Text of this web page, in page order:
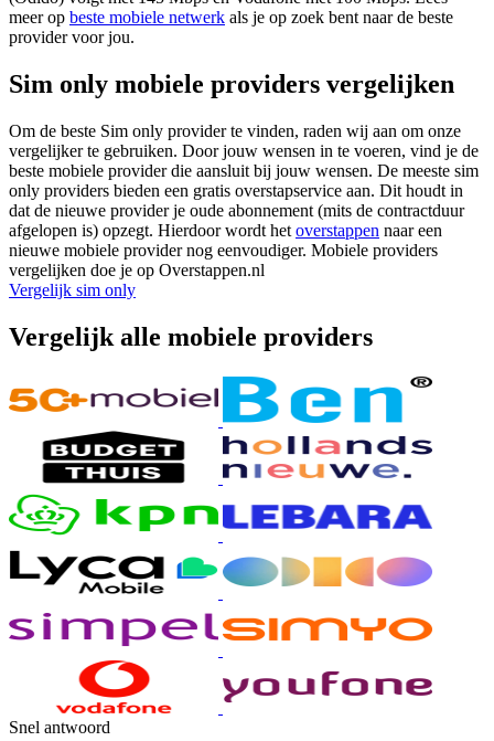
meer op beste mobiele netwerk als je op zoek bent naar de beste
provider voor jou.
Sim only mobiele providers vergelijken
Om de beste Sim only provider te vinden, raden wij aan om onze
vergelijker te gebruiken. Door jouw wensen in te voeren, vind je de
beste mobiele provider die aansluit bij jouw wensen. De meeste sim
only providers bieden een gratis overstapservice aan. Dit houdt in
dat de nieuwe provider je oude abonnement (mits de contractduur
afgelopen is) opzegt. Hierdoor wordt het overstappen naar een
nieuwe mobiele provider nog eenvoudiger. Mobiele providers
vergelijken doe je op Overstappen.nl
Vergelijk sim only
Vergelijk alle mobiele providers
Snel antwoord